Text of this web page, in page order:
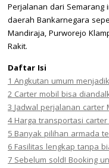
Perjalanan dari Semarang
daerah Bankarnegara
Mandiraja, Purworejo
Rakit.
Daftar Isi
1Angkutan umum
2Carter mobil bisa
3Jadwal perjalanan carter
4Harga transportasi
5Banyak pilihan armada
6Fasilitas lengkap tanpa
7Sebelum sold! Booking